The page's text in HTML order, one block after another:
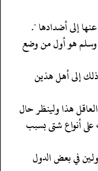
إلى أضدادها ".
وسلم هو أول من وضع
ذلك إلى أهل هذين
هذا ولينظر حال
على أنواع شتى بسبب
في بعض الدول